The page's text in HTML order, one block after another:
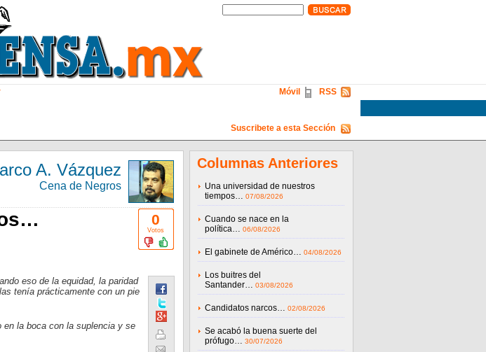
RSS
Móvil
Suscribete a esta Sección
A. Vázquez
Cena de Negros
0
Votos
eso de la equidad, la paridad
tenía prácticamente con un pie
en la boca con la suplencia y se
Columnas Anteriores
Una universidad de nuestros
tiempos… 07/08/2026
Cuando se nace en la
política… 06/08/2026
El gabinete de Américo… 04/08/2026
Los buitres del
Santander… 03/08/2026
Candidatos narcos… 02/08/2026
Se acabó la buena suerte del
prófugo… 30/07/2026